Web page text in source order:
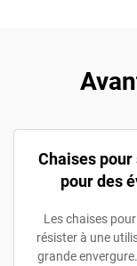
Chaises
pour des
Les chaises
résister à une
grande